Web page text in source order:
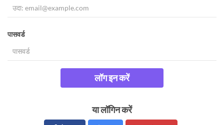
पासवर्ड
लॉग इन करें
या लॉगिन करें